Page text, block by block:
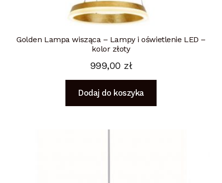
Golden Lampa wisząca – Lampy i oświetlenie LED –
kolor złoty
999,00 zł
Dodaj do koszyka